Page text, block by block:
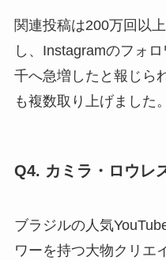
関連投稿は200万回以
し、Instagramのフォ
千へ急増したと報じら
も複数取り上げました。
Q4. カミラ・ロウレ
ブラジルの人気
ワーを持つ大物クリエ